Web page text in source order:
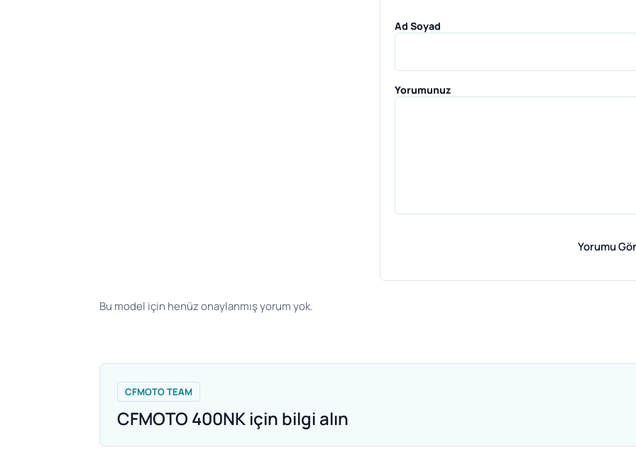
Ad Soyad
Yorumunuz
Yorumu
Bu model için henüz onaylanmış yorum yok.
CFMOTO TEAM
CFMOTO 400NK için bilgi alın